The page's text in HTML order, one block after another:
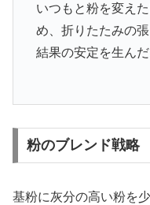
いつもと粉を変え
め、折りたたみの
結果の安定を生んだ
粉のブレンド戦略
基粉に灰分の高い粉を